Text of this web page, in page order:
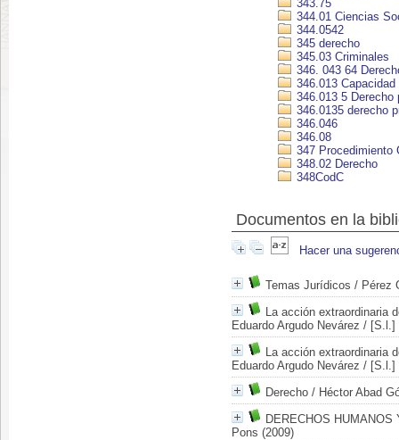
343.75
344.01 Ciencias
344.0542
345 derecho
345.03 Criminales
346. 043 64
346.013
346.013 5 Derecho
346.0135 derecho
346.046
346.08
347 Procedimiento
348.02 Derecho
348CodC
Documentos en la
Hacer una
Temas Jurídicos / Pérez
La acción extraordinaria
Eduardo Argudo Nevárez / [S.l.]
La acción extraordinaria
Eduardo Argudo Nevárez / [S.l.]
Derecho / Héctor Abad
DERECHOS HUMANOS
Pons (2009)